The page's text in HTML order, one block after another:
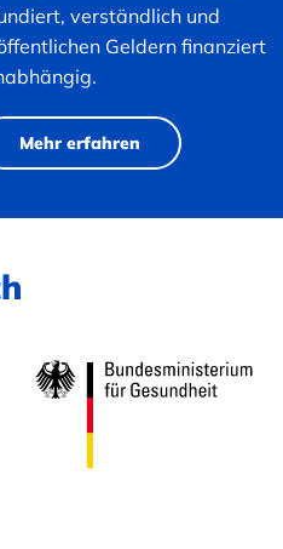
verständlich und
Geldern finanziert
Mehr erfahren